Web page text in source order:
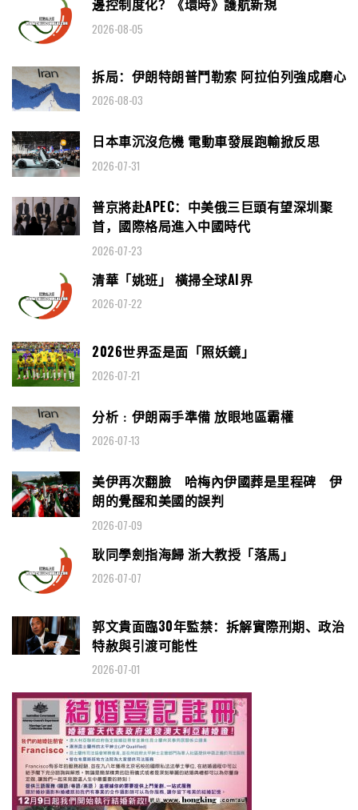
邊控制度化？《環時》護航新規
2026-08-05
拆局：伊朗特朗普鬥勒索 阿拉伯列強成磨心
2026-08-03
日本車沉沒危機 電動車發展跑輸掀反思
2026-07-31
普京將赴APEC：中美俄三巨頭有望深圳聚
首，國際格局進入中國時代
2026-07-23
清華「姚班」 橫掃全球AI界
2026-07-22
2026世界盃是面「照妖鏡」
2026-07-21
分析﹕伊朗兩手準備 放眼地區霸權
2026-07-13
美伊再次翻臉 哈梅內伊國葬是里程碑 伊
朗的覺醒和美國的誤判
2026-07-09
耿同學劍指海歸 浙大教授「落馬」
2026-07-07
郭文貴面臨30年監禁：拆解實際刑期、政治
特赦與引渡可能性
2026-07-01